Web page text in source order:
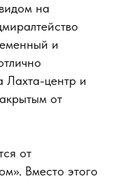
на
и
Лахта-центр и
от
от
Вместо этого